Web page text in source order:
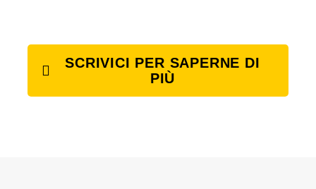
SCRIVICI PER SAPERNE DI
PIÙ